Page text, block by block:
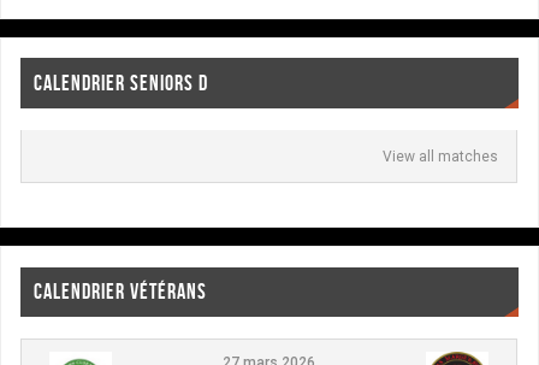
CALENDRIER SENIORS D
View all matches
CALENDRIER VÉTÉRANS